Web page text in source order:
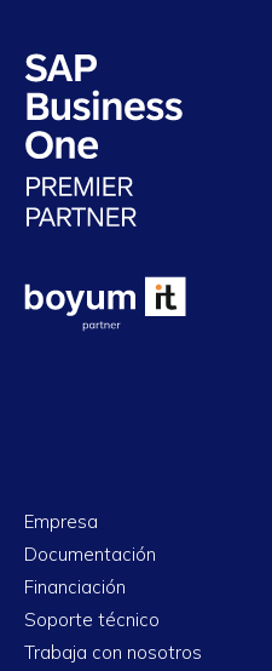
Empresa
Documentación
Financiación
Soporte técnico
Trabaja con nosotros